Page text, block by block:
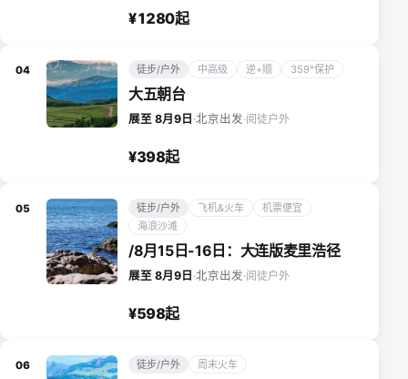
¥1280起
04 徒步/户外 中高级 逆+顺 359°保护
大五朝台
展至 8月9日 ·北京出发·阅徒户外
¥398起
05 徒步/户外 飞机&火车
机票便宜
海浪沙滩
/8月15日-16日：大连版麦里浩径
展至 8月9日 ·北京出发·阅徒户外
¥598起
06 徒步/户外 周末火车